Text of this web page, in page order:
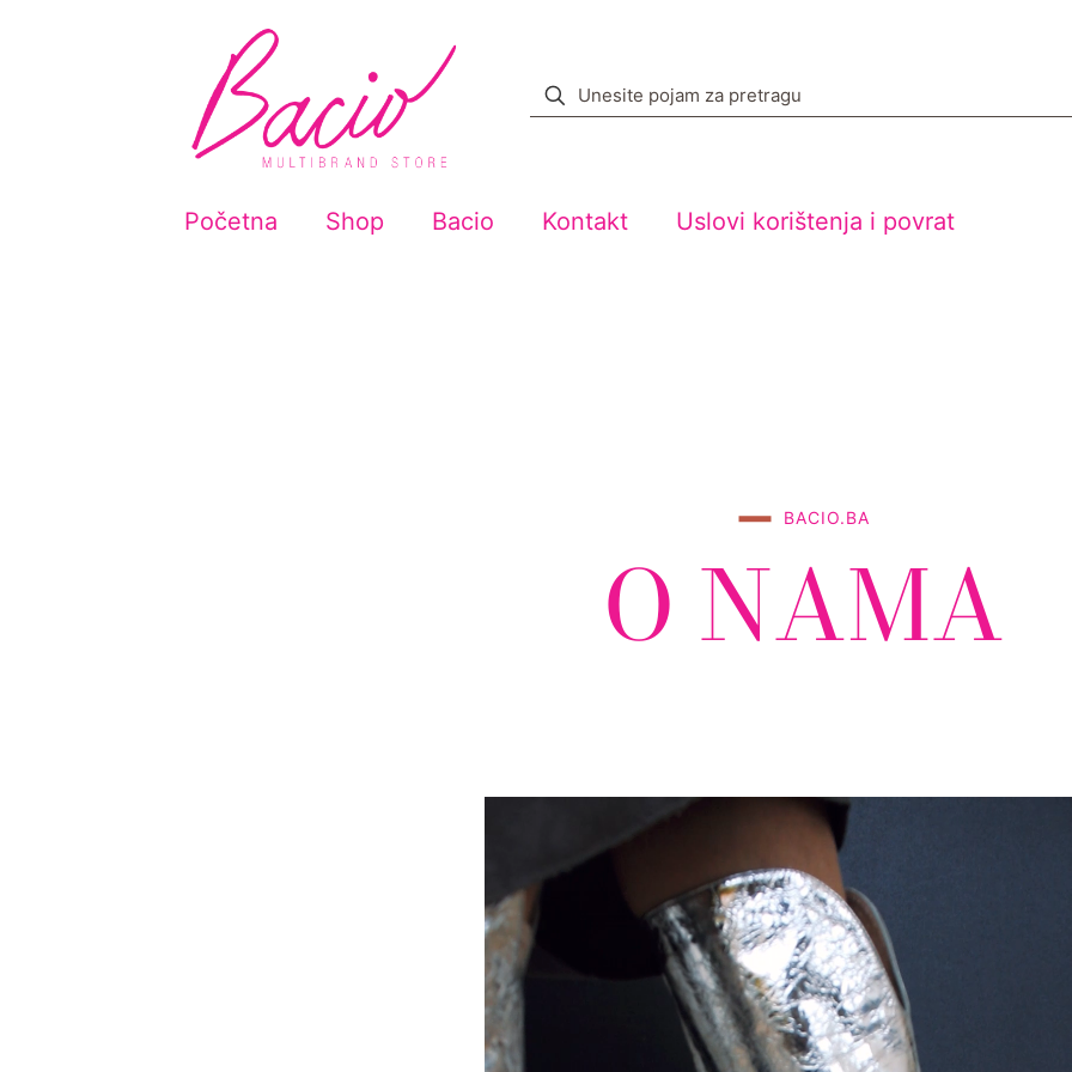
Početna Shop Bacio Kontakt Uslovi korištenja i povrat
BACIO.BA
O NAMA